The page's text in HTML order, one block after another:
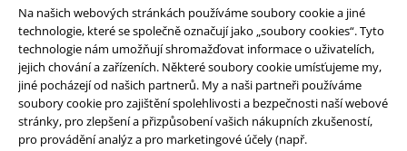
Na našich webových stránkách používáme soubory cookie a jiné
technologie, které se společně označují jako „soubory cookies“. Tyto
technologie nám umožňují shromažďovat informace o uživatelích,
jejich chování a zařízeních. Některé soubory cookie umísťujeme my,
jiné pocházejí od našich partnerů. My a naši partneři používáme
soubory cookie pro zajištění spolehlivosti a bezpečnosti naší webové
stránky, pro zlepšení a přizpůsobení vašich nákupních zkušeností,
pro provádění analýz a pro marketingové účely (např.
Balíkovna Balík Do ruky
EMP aplikaci
Stáhněte si novou EMP aplikaci zdarma a využijte všechny nové
funkce a výhody!